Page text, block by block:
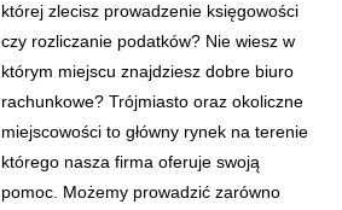
której zlecisz prowadzenie księgowości
czy rozliczanie podatków? Nie wiesz w
którym miejscu znajdziesz dobre biuro
rachunkowe? Trójmiasto oraz okoliczne
miejscowości to główny rynek na terenie
którego nasza firma oferuje swoją
pomoc. Możemy prowadzić zarówno